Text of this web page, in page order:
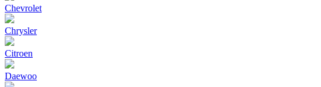
Chevrolet
Chrysler
Citroen
Daewoo